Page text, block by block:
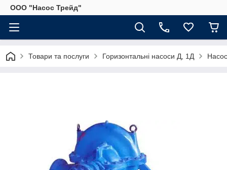
ООО "Насос Трейд"
Товари та послуги Горизонтальні насоси Д, 1Д